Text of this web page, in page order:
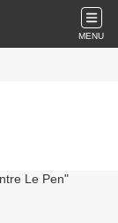
MENU